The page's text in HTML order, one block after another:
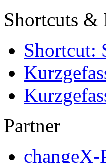
Shortcuts &
Shortcut:
Partner
changeX-